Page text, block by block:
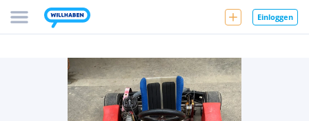
Einloggen